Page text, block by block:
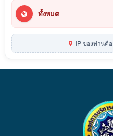
ทั้งหมด
IP ของท่านคือ